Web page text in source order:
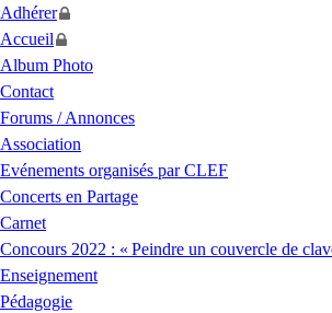
Adhérer
Accueil
Album Photo
Contact
Forums / Annonces
Association
Evénements organisés parCLEF
Concerts en Partage
Carnet
Concours 2022 : « Peindre un couvercle de
Enseignement
Pédagogie